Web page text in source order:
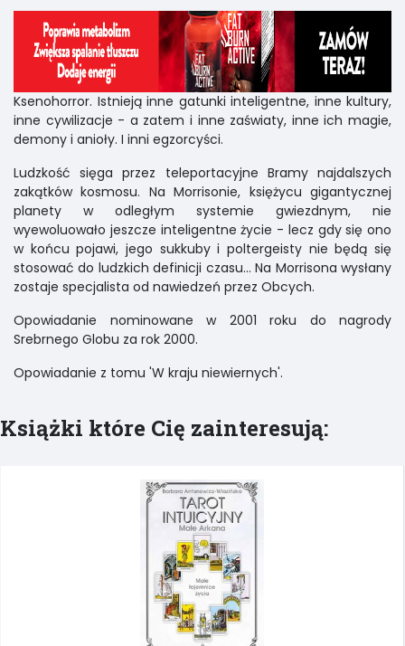
Ksenohorror. Istnieją inne gatunki inteligentne, inne kultury,
inne cywilizacje - a zatem i inne zaświaty, inne ich magie,
demony i anioły. I inni egzorcyści.
Ludzkość sięga przez teleportacyjne Bramy najdalszych
zakątków kosmosu. Na Morrisonie, księżycu gigantycznej
planety w odległym systemie gwiezdnym, nie
wyewoluowało jeszcze inteligentne życie - lecz gdy się ono
w końcu pojawi, jego sukkuby i poltergeisty nie będą się
stosować do ludzkich definicji czasu... Na Morrisona wysłany
zostaje specjalista od nawiedzeń przez Obcych.
Opowiadanie nominowane w 2001 roku do nagrody
Srebrnego Globu za rok 2000.
Opowiadanie z tomu 'W kraju niewiernych'.
Książki które Cię zainteresują: